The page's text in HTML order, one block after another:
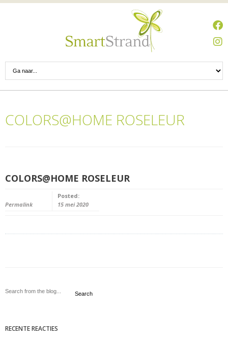
COLORS@HOME ROSELEUR
COLORS@HOME ROSELEUR
Permalink
Posted:
15 mei 2020
Search
RECENTE REACTIES